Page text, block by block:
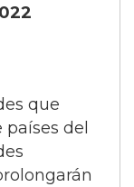
que
del